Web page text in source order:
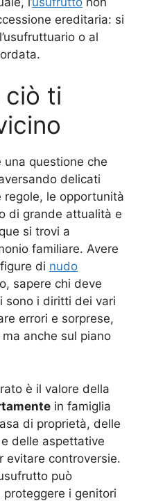
ereditaria: si
o al
ciò ti
questione che
delicati
regole, le opportunità
di grande attualità e
si trovi a
familiare. Avere
di nudo
sapere chi deve
sono i diritti dei vari
errori e sorprese,
anche sul piano
è il valore della
in famiglia
di proprietà, delle
delle aspettative
evitare controversie.
può
i genitori